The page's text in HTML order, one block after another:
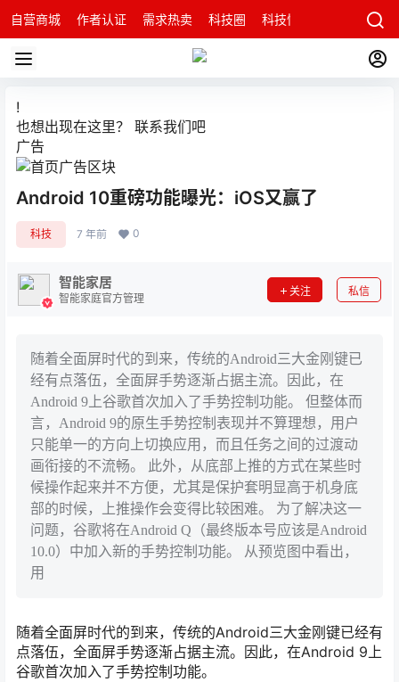
自营商城 作者认证 需求热卖 科技圈 科技快讯 智能科技问
!
也想出现在这里？ 联系我们吧
广告
Android 10重磅功能曝光：iOS又赢了
科技 7 年前 0
智能家居
智能家庭官方管理
关注 私信
随着全面屏时代的到来，传统的Android三大金刚键已
经有点落伍，全面屏手势逐渐占据主流。因此，在
Android 9上谷歌首次加入了手势控制功能。 但整体而
言，Android 9的原生手势控制表现并不算理想，用户
只能单一的方向上切换应用，而且任务之间的过渡动
画衔接的不流畅。 此外，从底部上推的方式在某些时
候操作起来并不方便，尤其是保护套明显高于机身底
部的时候，上推操作会变得比较困难。 为了解决这一
问题，谷歌将在Android Q（最终版本号应该是Android
10.0）中加入新的手势控制功能。 从预览图中看出，
用
随着全面屏时代的到来，传统的Android三大金刚键已经有
点落伍，全面屏手势逐渐占据主流。 因此，在Android 9上
谷歌首次加入了手势控制功能。